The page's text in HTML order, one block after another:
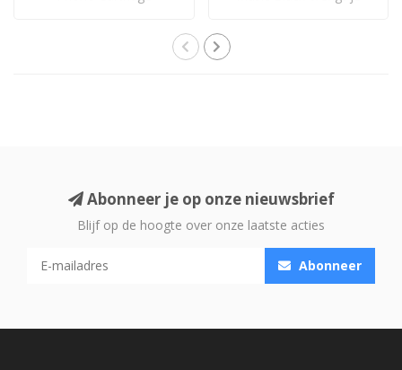
Abonneer je op onze nieuwsbrief
Blijf op de hoogte over onze laatste acties
Abonneer